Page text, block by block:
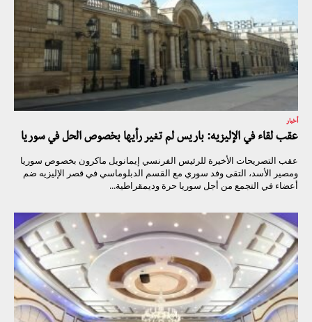
أخبار
عقب لقاء في الإليزيه: باريس لم تغير رأيها بخصوص الحل في سوريا
عقب التصريحات الأخيرة للرئيس الفرنسي إيمانويل ماكرون بخصوص سوريا
ومصير الأسد، التقى وفد سوري مع القسم الدبلوماسي في قصر الإليزيه ضم
أعضاء في التجمع من أجل سوريا حرة وديمقراطية...